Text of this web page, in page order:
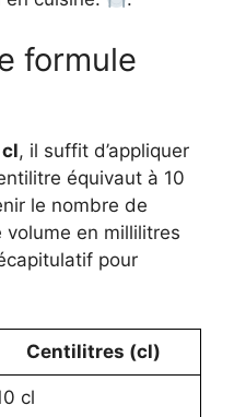
formule
, il suffit d’appliquer
équivaut à 10
le nombre de
en millilitres
pour
Centilitres (cl)
cl